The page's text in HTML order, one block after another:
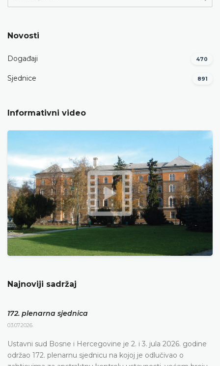
Novosti
Događaji 470
Sjednice 891
Informativni video
Najnoviji sadržaj
172. plenarna sjednica
03.07.2026.
Ustavni sud Bosne i Hercegovine je 2. i 3. jula 2026. godine
održao 172. plenarnu sjednicu na kojoj je odlučivao o